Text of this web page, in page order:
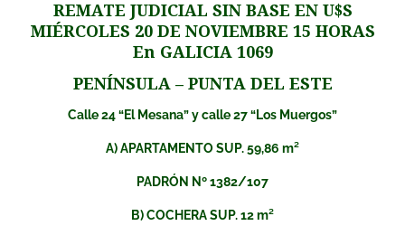
REMATE JUDICIAL SIN BASE EN U$S
MIÉRCOLES 20 DE NOVIEMBRE 15 HORAS
En GALICIA 1069
PENÍNSULA – PUNTA DEL ESTE
Calle 24 “El Mesana” y calle 27 “Los Muergos”
A) APARTAMENTO SUP. 59,86 m²
PADRÓN Nº 1382/107
B) COCHERA SUP. 12 m²